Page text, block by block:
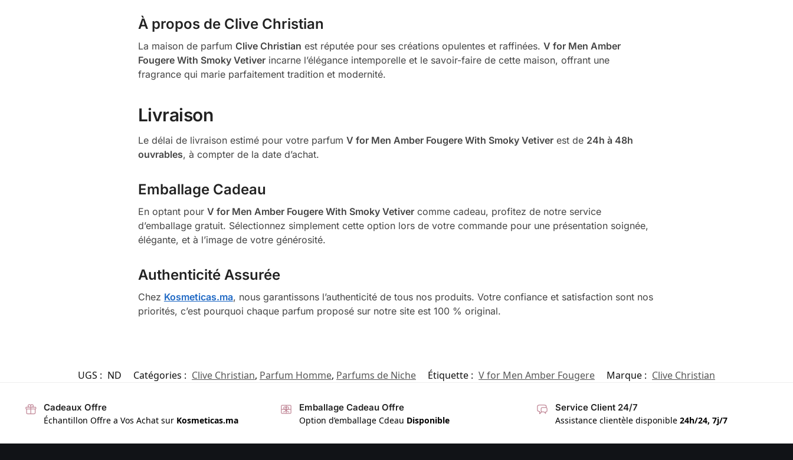
À propos de Clive Christian
La maison de parfum Clive Christian est réputée pour ses créations opulentes et raffinées. V for Men Amber
Fougere With Smoky Vetiverincarne l’élégance intemporelle et le savoir-faire de cette maison, offrant une
fragrance qui marie parfaitement tradition et modernité.
Livraison
Le délai de livraison estimé pour votre parfum V for Men Amber Fougere With Smoky Vetiverest de 24h à 48h
ouvrables, à compter de la date d’achat.
Emballage Cadeau
En optant pour V for Men Amber Fougere With Smoky Vetivercomme cadeau, profitez de notre service
d’emballage gratuit. Sélectionnez simplement cette option lors de votre commande pour une présentation soignée,
élégante, et à l’image de votre générosité.
Authenticité Assurée
Chez Kosmeticas.ma, nous garantissons l’authenticité de tous nos produits. Votre confiance et satisfaction sont nos
priorités, c’est pourquoi chaque parfum proposé sur notre site est 100 % original.
UGS : ND Catégories : Clive Christian, Parfum Homme, Parfums de Niche Étiquette : V for Men Amber Fougere Marque : Clive Christian
Cadeaux Offre
Échantillon Offre a Vos Achat sur Kosmeticas.ma
Emballage Cadeau Offre
Option d’emballage Cdeau Disponible
Service Client 24/7
Assistance clientèle disponible 24h/24, 7j/7